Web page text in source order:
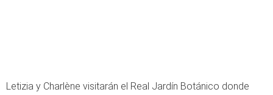
Letizia y Charlène visitarán el Real Jardín Botánico donde